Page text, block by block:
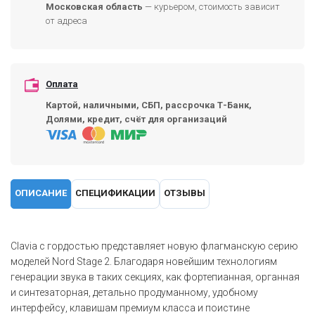
Московская область — курьером, стоимость зависит
от адреса
Оплата
Картой, наличными, СБП, рассрочка Т-Банк,
Долями, кредит, счёт для организаций
ОПИСАНИЕ СПЕЦИФИКАЦИИ ОТЗЫВЫ
Clavia с гордостью представляет новую флагманскую серию
моделей Nord Stage 2. Благодаря новейшим технологиям
генерации звука в таких секциях, как фортепианная, органная
и синтезаторная, детально продуманному, удобному
интерфейсу, клавишам премиум класса и поистине